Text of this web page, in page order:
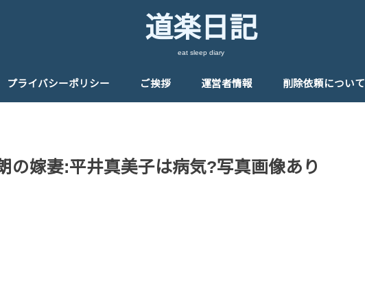
道楽日記
eat sleep diary
プライバシーポリシー ご挨拶 運営者情報 削除依頼について
の嫁妻:平井真美子は病気?写真画像あり